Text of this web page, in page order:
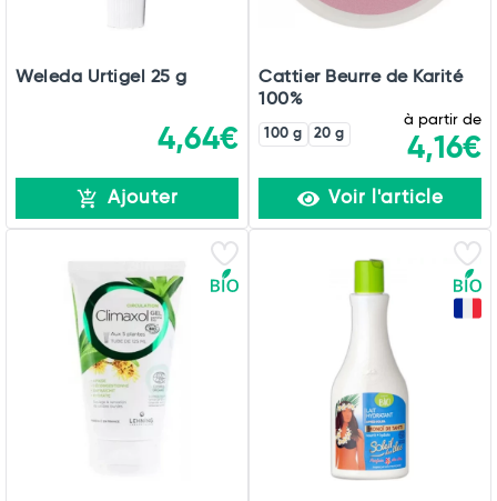
Weleda Urtigel 25 g
4,64€
Ajouter
Cattier Beurre de Karité
100%
100 g 20 g
à partir de
4,16€
Voir l'article